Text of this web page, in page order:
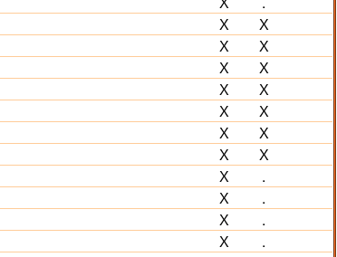
Х
Х
Х
Х
Х
Х
Х
Х
Х
Х
Х
Х
Х
Х
Х
.
Х
.
Х
.
Х
.